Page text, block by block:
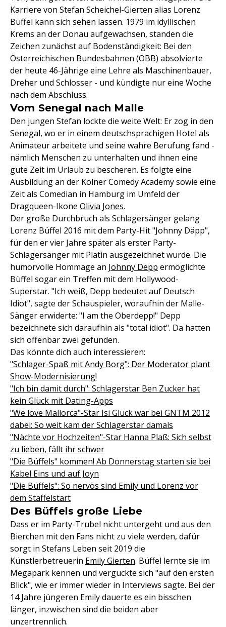
Karriere von Stefan Scheichel-Gierten alias Lorenz
Büffel kann sich sehen lassen. 1979 im idyllischen
Krems an der Donau aufgewachsen, standen die
Zeichen zunächst auf Bodenständigkeit: Bei den
Österreichischen Bundesbahnen (ÖBB) absolvierte
der heute 46-Jährige eine Lehre als Maschinenbauer,
Dreher und Schlosser - und kündigte nur eine Woche
nach dem Abschluss.
Vom Senegal nach Malle
Den jungen Stefan lockte die weite Welt: Er zog in den
Senegal, wo er in einem deutschsprachigen Hotel als
Animateur arbeitete und seine wahre Berufung fand -
nämlich Menschen zu unterhalten und ihnen eine
gute Zeit im Urlaub zu bescheren. Es folgte eine
Ausbildung an der Kölner Comedy Academy sowie eine
Zeit als Comedian in Hamburg im Umfeld der
Dragqueen-Ikone Olivia Jones.
Der große Durchbruch als Schlagersänger gelang
Lorenz Büffel 2016 mit dem Party-Hit "Johnny Däpp",
für den er vier Jahre später als erster Party-
Schlagersänger mit Platin ausgezeichnet wurde. Die
humorvolle Hommage an Johnny Depp ermöglichte
Büffel sogar ein Treffen mit dem Hollywood-
Superstar. "Ich weiß, Depp bedeutet auf Deutsch
Idiot", sagte der Schauspieler, woraufhin der Malle-
Sänger erwiderte: "I am the Oberdepp!" Depp
bezeichnete sich daraufhin als "total idiot". Da hatten
sich offenbar zwei gefunden.
Das könnte dich auch interessieren:
"Schlager-Spaß mit Andy Borg": Der Moderator plant
Show-Modernisierung!
"Ich bin damit durch": Schlagerstar Ben Zucker hat
kein Glück mit Dating-Apps
"We love Mallorca"-Star Isi Glück war bei GNTM 2012
dabei: So weit kam der Schlagerstar damals
"Nächte vor Hochzeiten"-Star Hanna Plaß: Sich selbst
zu lieben, fällt ihr schwer
"Die Büffels" kommen! Ab Donnerstag starten sie bei
Kabel Eins und auf Joyn
"Die Büffels": So nervös sind Emily und Lorenz vor
dem Staffelstart
Des Büffels große Liebe
Dass er im Party-Trubel nicht untergeht und aus den
Bierchen mit den Fans nicht zu viele werden, dafür
sorgt in Stefans Leben seit 2019 die
Künstlerbetreuerin Emily Gierten. Büffel lernte sie im
Megapark kennen und verguckte sich "auf den ersten
Blick", wie er immer wieder in Interviews sagte. Bei der
14 Jahre jüngeren Emily dauerte es ein bisschen
länger, inzwischen sind die beiden aber
unzertrennlich.